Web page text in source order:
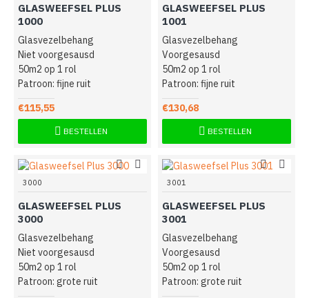
GLASWEEFSEL PLUS
1000
Glasvezelbehang
Niet voorgesausd
50m2 op 1 rol
Patroon: fijne ruit
€115,55
BESTELLEN
GLASWEEFSEL PLUS
1001
Glasvezelbehang
Voorgesausd
50m2 op 1 rol
Patroon: fijne ruit
€130,68
BESTELLEN
3000
GLASWEEFSEL PLUS
3000
Glasvezelbehang
Niet voorgesausd
50m2 op 1 rol
Patroon: grote ruit
3001
GLASWEEFSEL PLUS
3001
Glasvezelbehang
Voorgesausd
50m2 op 1 rol
Patroon: grote ruit